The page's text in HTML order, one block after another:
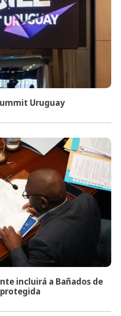
Uruguay
incluirá a Bañados de